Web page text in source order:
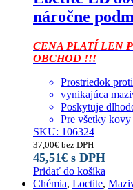
náročne
CENA PLATÍ LEN
OBCHOD !!!
Prostriedok
vynikajúca
Poskytuje
Pre všetky kovy
SKU: 106324
37,00€ bez DPH
45,51€ s DPH
Pridať do košíka
Chémia, Loctite,